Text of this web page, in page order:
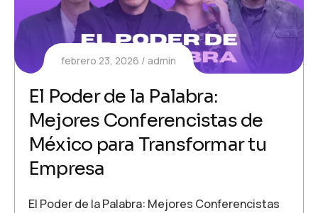
febrero 23, 2026 admin
El Poder de la Palabra:
Mejores Conferencistas de
México para Transformar tu
Empresa
El Poder de la Palabra: Mejores Conferencistas